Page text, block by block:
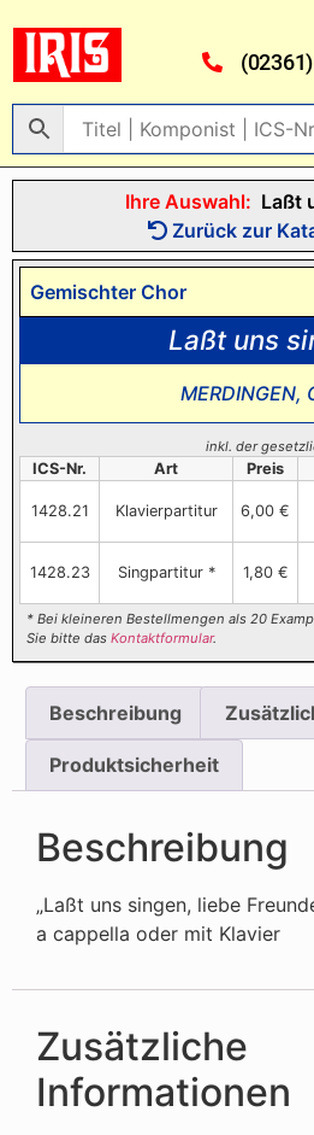
Ihre Auswahl: Laßt
Zurück zur
Gemischter Chor
Laßt uns
MERDINGEN,
inkl. der
ICS-Nr. Art Preis
1428.21 Klavierpartitur 6,00 €
1428.23 Singpartitur * 1,80 €
* Bei kleineren Bestellmengen als 20
Sie bitte dasKontaktformular.
Beschreibung
Produktsicherheit
Beschreibung
„Laßt uns singen, liebe
a cappella oder mit Klavier
Zusätzliche
Informationen